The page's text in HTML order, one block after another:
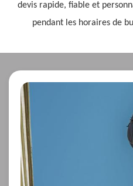
devis rapide, fiable et
pendant les horaires de